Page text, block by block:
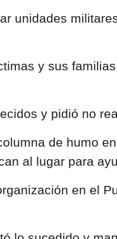
unidades
y sus
y pidió no
de humo
al lugar para
en el